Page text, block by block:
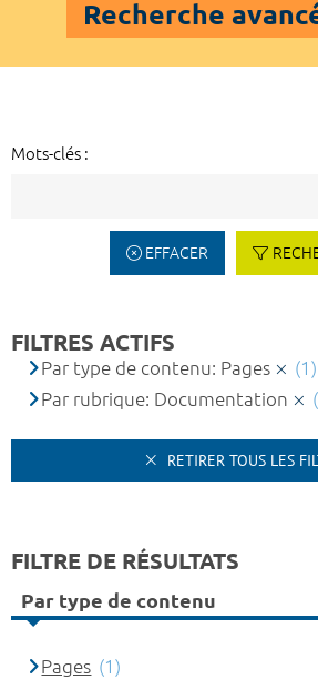
Recherche
Mots-clés :
EFFACER
FILTRES ACTIFS
Par type de contenu: Pages
(1)
Par rubrique: Documentation
RETIRER TOUS LES
FILTRE DE RÉSULTATS
Par type de contenu
Pages (1)